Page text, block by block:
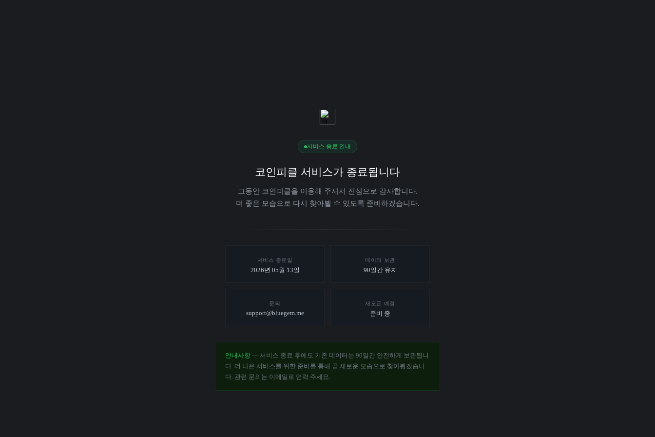
서비스 종료 안내
코인피클 서비스가 종료됩니다
그동안 코인피클을 이용해 주셔서 진심으로 감사합니다.
더 좋은 모습으로 다시 찾아뵐 수 있도록 준비하겠습니다.
서비스 종료일
2026년 05월 13일
데이터 보관
90일간 유지
문의
support@bluegem.me
재오픈 예정
준비 중
안내사항 — 서비스 종료 후에도 기존 데이터는 90일간 안전하게 보관됩니
다. 더 나은 서비스를 위한 준비를 통해 곧 새로운 모습으로 찾아뵙겠습니
다. 관련 문의는 이메일로 연락 주세요.